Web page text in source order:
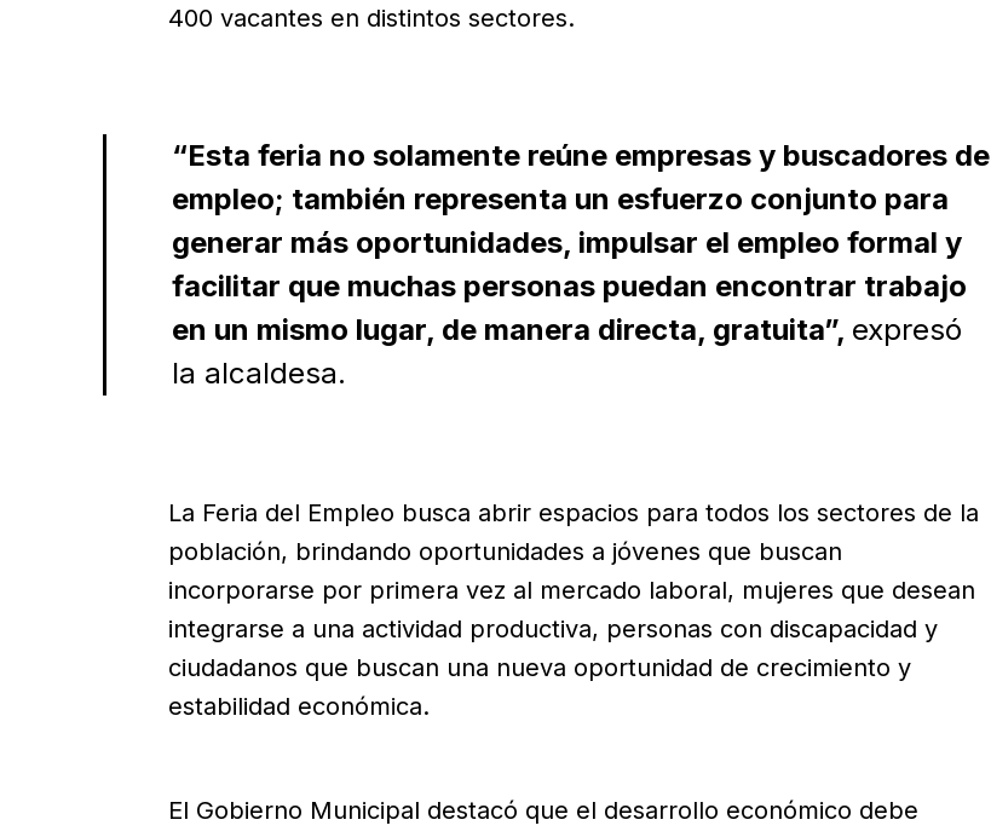
400 vacantes en distintos sectores.
“Esta feria no solamente reúne empresas y buscadores de
empleo; también representa un esfuerzo conjunto para
generar más oportunidades, impulsar el empleo formal y
facilitar que muchas personas puedan encontrar trabajo
en un mismo lugar, de manera directa, gratuita”, expresó
la alcaldesa.
La Feria del Empleo busca abrir espacios para todos los sectores de la
población, brindando oportunidades a jóvenes que buscan
incorporarse por primera vez al mercado laboral, mujeres que desean
integrarse a una actividad productiva, personas con discapacidad y
ciudadanos que buscan una nueva oportunidad de crecimiento y
estabilidad económica.
El Gobierno Municipal destacó que el desarrollo económico debe